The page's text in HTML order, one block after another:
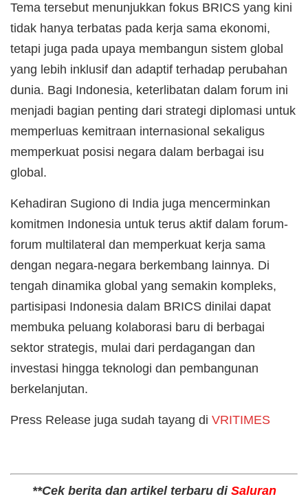
Tema tersebut menunjukkan fokus BRICS yang kini
tidak hanya terbatas pada kerja sama ekonomi,
tetapi juga pada upaya membangun sistem global
yang lebih inklusif dan adaptif terhadap perubahan
dunia. Bagi Indonesia, keterlibatan dalam forum ini
menjadi bagian penting dari strategi diplomasi untuk
memperluas kemitraan internasional sekaligus
memperkuat posisi negara dalam berbagai isu
global.
Kehadiran Sugiono di India juga mencerminkan
komitmen Indonesia untuk terus aktif dalam forum-
forum multilateral dan memperkuat kerja sama
dengan negara-negara berkembang lainnya. Di
tengah dinamika global yang semakin kompleks,
partisipasi Indonesia dalam BRICS dinilai dapat
membuka peluang kolaborasi baru di berbagai
sektor strategis, mulai dari perdagangan dan
investasi hingga teknologi dan pembangunan
berkelanjutan.
Press Release juga sudah tayang di VRITIMES
**Cek berita dan artikel terbaru di Saluran